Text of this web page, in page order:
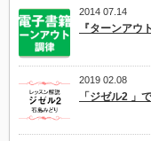
2014 07.14
『ターンアウ
2019 02.08
「ジゼル2 」